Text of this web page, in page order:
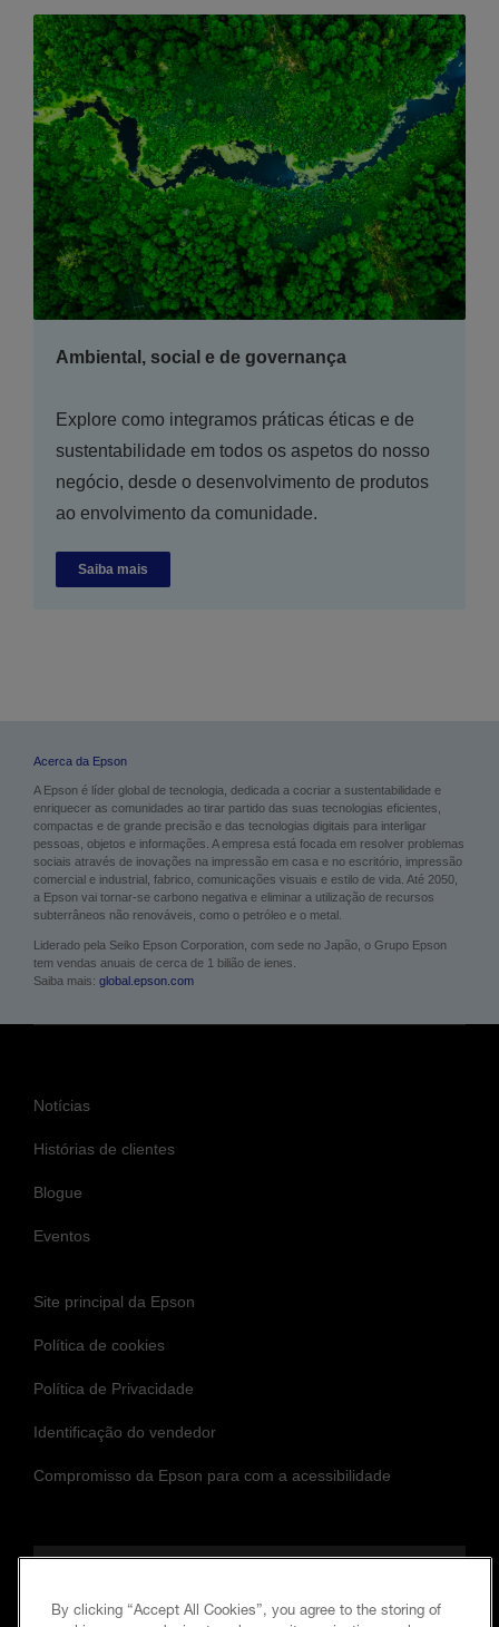
Ambiental, social e de governança
Explore como integramos práticas éticas e de
sustentabilidade em todos os aspetos do nosso
negócio, desde o desenvolvimento de produtos
ao envolvimento da comunidade.
Saiba mais
Acerca da Epson
A Epson é líder global de tecnologia, dedicada a cocriar a sustentabilidade e
enriquecer as comunidades ao tirar partido das suas tecnologias eficientes,
compactas e de grande precisão e das tecnologias digitais para interligar
pessoas, objetos e informações. A empresa está focada em resolver problemas
sociais através de inovações na impressão em casa e no escritório, impressão
comercial e industrial, fabrico, comunicações visuais e estilo de vida. Até 2050,
a Epson vai tornar-se carbono negativa e eliminar a utilização de recursos
subterrâneos não renováveis, como o petróleo e o metal.
Liderado pela Seiko Epson Corporation, com sede no Japão, o Grupo Epson
tem vendas anuais de cerca de 1 bilião de ienes.
Saiba mais: global.epson.com
Notícias
Histórias de clientes
Blogue
Eventos
Site principal da Epson
Política de cookies
Política de Privacidade
Identificação do vendedor
Compromisso da Epson para com a acessibilidade
By clicking “Accept All Cookies”, you agree to the storing of